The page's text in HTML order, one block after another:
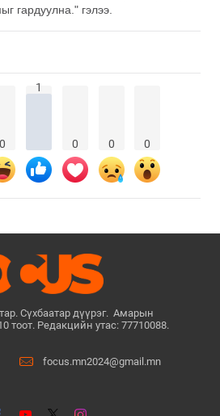
гардуулна." гэлээ.
0
1
0 0 0
Сүхбаатар дүүрэг. Амарын
тоот. Редакцийн утас: 77710088.
focus.mn2024@gmail.mn